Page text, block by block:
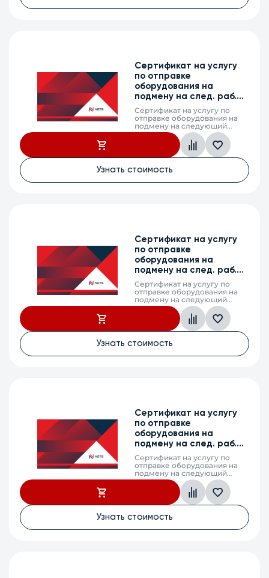
Сертификат на услугу
по отправке
оборудования на
подмену на след. раб.
день, MES5300-48, 1г.
Сертификат на услугу по
отправке оборудования на
подмену на следующий
рабочий день (next business
day shipping) в случае выхода
из строя оборудования,
MES5300-48, 1 календарный
Узнать стоимость
Сертификат на услугу
по отправке
оборудования на
подмену на след. раб.
день, VP-EXT22, 2г.
Сертификат на услугу по
отправке оборудования на
подмену на следующий
рабочий день (next business
day shipping) в случае выхода
из строя оборудования, VP-
EXT22, 2 календарных года
Узнать стоимость
Сертификат на услугу
по отправке
оборудования на
подмену на след. раб.
день, ESR-100, 2г.
Сертификат на услугу по
отправке оборудования на
подмену на следующий
рабочий день (next business
day shipping) в случае выхода
из строя оборудования, ESR-
100, 2 календарных года
Узнать стоимость